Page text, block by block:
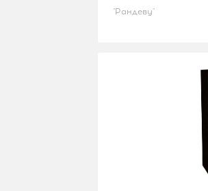
"Рандеву"